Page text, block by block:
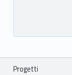
Breadcrumbs navigation
Progetti